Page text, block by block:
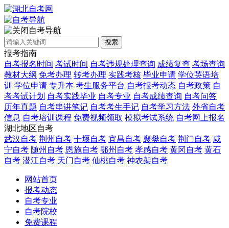
自考导航
搜索
报考指南
自考报名时间 考试时间 自考违规处理查询 成绩复查 考场查询
教材大纲 免考办理 转考办理 实践考核 毕业申请 学位英语培
训 学位申请 专升本 考生服务平台 自考报考动态 自考政策 自
考考试计划 自考实践毕业 自考专业 自考成绩查询 自考问答
历年真题 自考串讲笔记 自考考生手记 自考学习方法 外省自考
信息 自考培训课程 免费视频领取 模拟考试系统 自考网上报名
湖北地区自考
武汉自考 荆州自考 十堰自考 宜昌自考 襄樊自考 荆门自考 咸
宁自考 随州自考 恩施自考 鄂州自考 孝感自考 黄冈自考 黄石
自考 潜江自考 天门自考 仙桃自考 神农架自考
网站首页
报考动态
自考专业
自考院校
免费课程